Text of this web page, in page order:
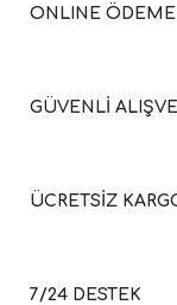
ONLINE ÖDEME
GÜVENLİ
ÜCRETSİZ
7/24 DESTEK